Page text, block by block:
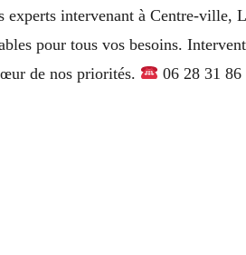
intervenant à Centre-ville,
pour tous vos besoins.
de nos priorités. 06 28 31 86